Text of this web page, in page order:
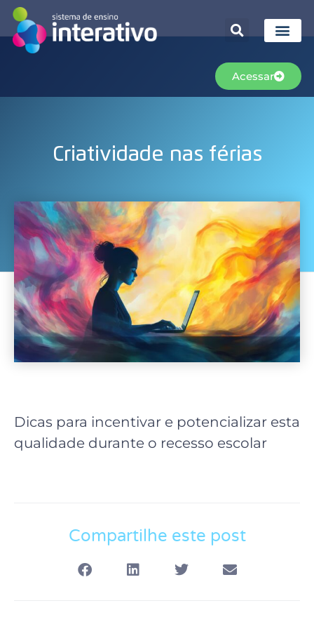
Acessar
Criatividade nas férias
Dicas para incentivar e potencializar esta
qualidade durante o recesso escolar
Compartilhe este post